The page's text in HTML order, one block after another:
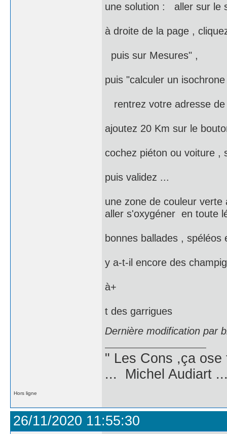
une solution : aller sur le
à droite de la page ,
puis sur Mesures" ,
puis "calculer un
rentrez votre adresse
ajoutez 20 Km sur le
cochez piéton ou voiture ,
puis validez ...
une zone de couleur
aller s'oxygéner en toute
bonnes ballades , spéléos
y a-t-il encore des
à+
t des garrigues
Dernière modification par
" Les Cons ,ça
... Michel Audiart
Hors ligne
26/11/2020 11:55:30